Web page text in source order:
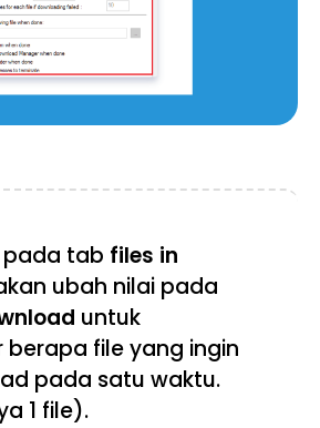
pada tab files in
ubah nilai pada
untuk
file yang ingin
pada satu waktu.
1 file).